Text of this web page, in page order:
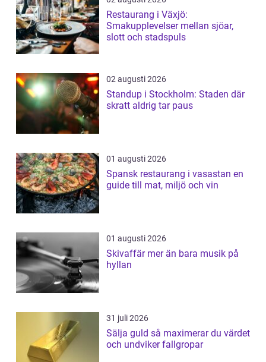
Restaurang i Växjö:
Smakupplevelser mellan sjöar,
slott och stadspuls
02 augusti 2026
Standup i Stockholm: Staden där
skratt aldrig tar paus
01 augusti 2026
Spansk restaurang i vasastan en
guide till mat, miljö och vin
01 augusti 2026
Skivaffär mer än bara musik på
hyllan
31 juli 2026
Sälja guld så maximerar du värdet
och undviker fallgropar